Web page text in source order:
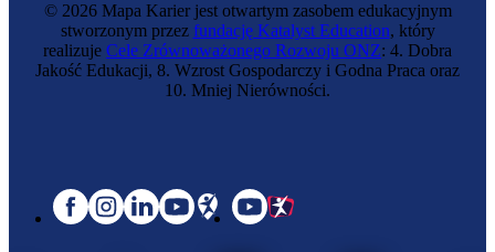
© 2026 Mapa Karier jest otwartym zasobem edukacyjnym
stworzonym przez fundację Katalyst Education, który
realizuje Cele Zrównoważonego Rozwoju ONZ: 4. Dobra
Jakość Edukacji, 8. Wzrost Gospodarczy i Godna Praca oraz
10. Mniej Nierówności.